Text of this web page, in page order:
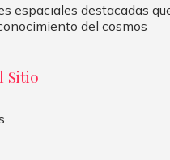
espaciales destacadas
del cosmos
Sitio